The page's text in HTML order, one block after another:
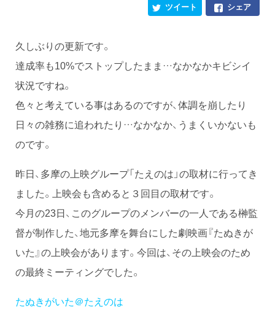
シェア
ツイート
久しぶりの更新です。
達成率も10%でストップしたまま…なかなかキビシイ
状況ですね。
色々と考えている事はあるのですが、体調を崩したり
日々の雑務に追われたり…なかなか、うまくいかないも
のです。
昨日、多摩の上映グループ「たえのは」の取材に行ってき
ました。上映会も含めると３回目の取材です。
今月の23日、このグループのメンバーの一人である榊監
督が制作した、地元多摩を舞台にした劇映画『たぬきが
いた』の上映会があります。今回は、その上映会のため
の最終ミーティングでした。
たぬきがいた＠たえのは